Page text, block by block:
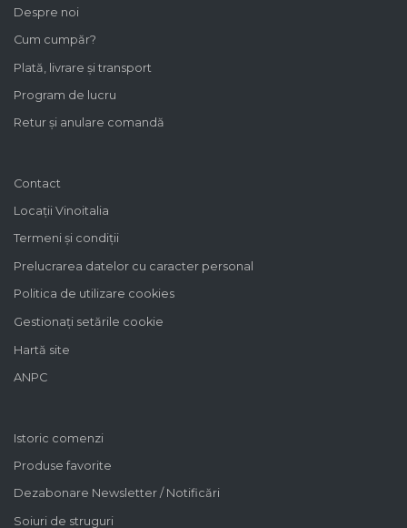
Despre noi
Cum cumpăr?
Plată, livrare și transport
Program de lucru
Retur și anulare comandă
Contact
Locații Vinoitalia
Termeni și condiții
Prelucrarea datelor cu caracter personal
Politica de utilizare cookies
Gestionați setările cookie
Hartă site
ANPC
Istoric comenzi
Produse favorite
Dezabonare Newsletter / Notificări
Soiuri de struguri